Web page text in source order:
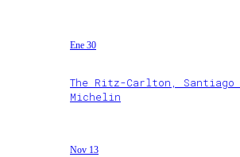
Ene 30
The Ritz-Carlton,
Michelin
Nov 13